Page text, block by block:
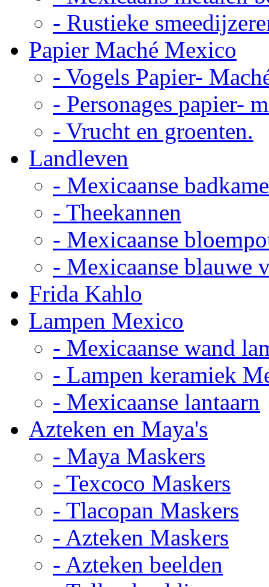
- Rustieke
Papier Maché Mexico
- Vogels Papier-
- Personages papier-
- Vrucht en groenten.
Landleven
- Mexicaanse
- Theekannen
- Mexicaanse
- Mexicaanse blauwe
Frida Kahlo
Lampen Mexico
- Mexicaanse wand
- Lampen keramiek
- Mexicaanse lantaarn
Azteken en Maya's
- Maya Maskers
- Texcoco Maskers
- Tlacopan Maskers
- Azteken Maskers
- Azteken beelden